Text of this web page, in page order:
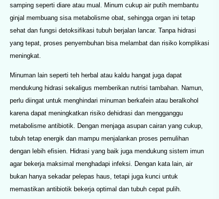
samping seperti diare atau mual. Minum cukup air putih membantu
ginjal membuang sisa metabolisme obat, sehingga organ ini tetap
sehat dan fungsi detoksifikasi tubuh berjalan lancar. Tanpa hidrasi
yang tepat, proses penyembuhan bisa melambat dan risiko komplikasi
meningkat.
Minuman lain seperti teh herbal atau kaldu hangat juga dapat
mendukung hidrasi sekaligus memberikan nutrisi tambahan. Namun,
perlu diingat untuk menghindari minuman berkafein atau beralkohol
karena dapat meningkatkan risiko dehidrasi dan mengganggu
metabolisme antibiotik. Dengan menjaga asupan cairan yang cukup,
tubuh tetap energik dan mampu menjalankan proses pemulihan
dengan lebih efisien. Hidrasi yang baik juga mendukung sistem imun
agar bekerja maksimal menghadapi infeksi. Dengan kata lain, air
bukan hanya sekadar pelepas haus, tetapi juga kunci untuk
memastikan antibiotik bekerja optimal dan tubuh cepat pulih.